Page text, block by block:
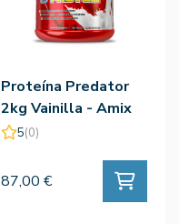
Proteína Predator
2kg Vainilla - Amix
5(0)
87,00 €